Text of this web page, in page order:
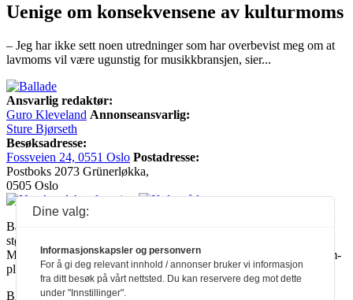
Uenige om konsekvensene av kulturmoms
– Jeg har ikke sett noen utredninger som har overbevist meg om at
lavmoms vil være ugunstig for musikkbransjen, sier...
Ansvarlig redaktør:
Guro Kleveland Annonseansvarlig:
Sture Bjørseth
Besøksadresse:
Fossveien 24, 0551 Oslo Postadresse:
Postboks 2073 Grünerløkka,
0505 Oslo
Ballade mottar tilskudd fra Norsk kulturråd, i tillegg til økonomisk
støtte fra eierne NOPA, Norsk komponistforening og
Musikkforleggerne. Ballade drives etter Redaktør- og Vær Varsom-
plakaten.
BALLADE — NORGES MUSIKKMAGASIN
Dine valg:
Informasjonskapsler og personvern
For å gi deg relevant innhold / annonser bruker vi informasjon
fra ditt besøk på vårt nettsted. Du kan reservere deg mot dette
under "Innstillinger".